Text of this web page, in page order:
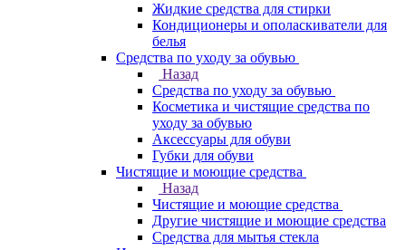
Жидкие средства для стирки
Кондиционеры и ополаскиватели для
белья
Средства по уходу за обувью
Назад
Средства по уходу за обувью
Косметика и чистящие средства по
уходу за обувью
Аксессуары для обуви
Губки для обуви
Чистящие и моющие средства
Назад
Чистящие и моющие средства
Другие чистящие и моющие средства
Средства для мытья стекла